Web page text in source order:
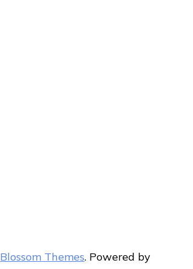
Blossom Themes. Powered by